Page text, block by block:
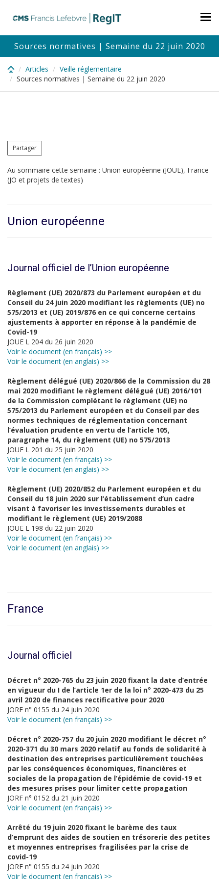
content
Sources normatives | Semaine du 22 juin 2020
Articles
Veille réglementaire
Sources normatives | Semaine du 22 juin 2020
Partager
Au sommaire cette semaine : Union européenne (JOUE), France
(JO et projets de textes)
Union européenne
Journal officiel de l’Union européenne
Règlement (UE) 2020/873 du Parlement européen et du
Conseil du 24 juin 2020 modifiant les règlements (UE) no
575/2013 et (UE) 2019/876 en ce qui concerne certains
ajustements à apporter en réponse à la pandémie de
Covid-19
JOUE L 204 du 26 juin 2020
Voir le document (en français) >>
Voir le document (en anglais) >>
Règlement délégué (UE) 2020/866 de la Commission du 28
mai 2020 modifiant le règlement délégué (UE) 2016/101
de la Commission complétant le règlement (UE) no
575/2013 du Parlement européen et du Conseil par des
normes techniques de réglementation concernant
l’évaluation prudente en vertu de l’article 105,
paragraphe 14, du règlement (UE) no 575/2013
JOUE L 201 du 25 juin 2020
Voir le document (en français) >>
Voir le document (en anglais) >>
Règlement (UE) 2020/852 du Parlement européen et du
Conseil du 18 juin 2020 sur l’établissement d’un cadre
visant à favoriser les investissements durables et
modifiant le règlement (UE) 2019/2088
JOUE L 198 du 22 juin 2020
Voir le document (en français) >>
Voir le document (en anglais) >>
France
Journal officiel
Décret n° 2020-765 du 23 juin 2020 fixant la date d’entrée
en vigueur du I de l’article 1er de la loi n° 2020-473 du 25
avril 2020 de finances rectificative pour 2020
JORF n° 0155 du 24 juin 2020
Voir le document (en français) >>
Décret n° 2020-757 du 20 juin 2020 modifiant le décret n°
2020-371 du 30 mars 2020 relatif au fonds de solidarité à
destination des entreprises particulièrement touchées
par les conséquences économiques, financières et
sociales de la propagation de l’épidémie de covid-19 et
des mesures prises pour limiter cette propagation
JORF n° 0152 du 21 juin 2020
Voir le document (en français) >>
Arrêté du 19 juin 2020 fixant le barème des taux
d’emprunt des aides de soutien en trésorerie des petites
et moyennes entreprises fragilisées par la crise de
covid-19
JORF n° 0155 du 24 juin 2020
Voir le document (en français) >>